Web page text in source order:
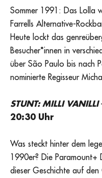
Sommer 1991: Das Lolla
Farrells Alternative-
Heute lockt das
Besucher*innen in
über São Paulo bis nach
nominierte Regisseur
STUNT: MILLI VANILLI
20:30 Uhr
Was steckt hinter dem
1990er? Die Paramount+
dieser Geschichte auf